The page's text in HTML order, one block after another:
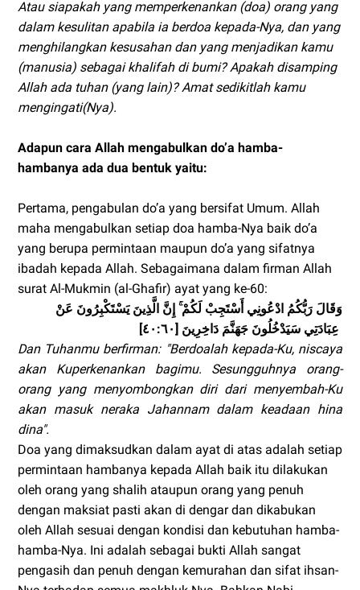
Atau siapakah yang memperkenankan (doa) orang yang
dalam kesulitan apabila ia berdoa kepada-Nya, dan yang
menghilangkan kesusahan dan yang menjadikan kamu
(manusia) sebagai khalifah di bumi? Apakah disamping
Allah ada tuhan (yang lain)? Amat sedikitlah kamu
mengingati(Nya).
Adapun cara Allah mengabulkan do’a hamba-
hambanya ada dua bentuk yaitu:
Pertama, pengabulan do’a yang bersifat Umum. Allah
maha mengabulkan setiap doa hamba-Nya baik do’a
yang berupa permintaan maupun do’a yang sifatnya
ibadah kepada Allah. Sebagaimana dalam firman Allah
surat Al-Mukmin (al-Ghafir) ayat yang ke-60:
وَقَالَ رَبُّكُمُ ادْعُونِي أَسْتَجِبْ لَكُمْ ۚ إِنَّ الَّذِينَ يَسْتَكْبِرُونَ عَنْ
Dan Tuhanmu berfirman: "Berdoalah kepada-Ku, niscaya
akan Kuperkenankan bagimu. Sesungguhnya orang-
orang yang menyombongkan diri dari menyembah-Ku
akan masuk neraka Jahannam dalam keadaan hina
dina".
Doa yang dimaksudkan dalam ayat di atas adalah setiap
permintaan hambanya kepada Allah baik itu dilakukan
oleh orang yang shalih ataupun orang yang penuh
dengan maksiat pasti akan di dengar dan dikabukan
oleh Allah sesuai dengan kondisi dan kebutuhan hamba-
hamba-Nya. Ini adalah sebagai bukti Allah sangat
pengasih dan penuh dengan kemurahan dan sifat ihsan-